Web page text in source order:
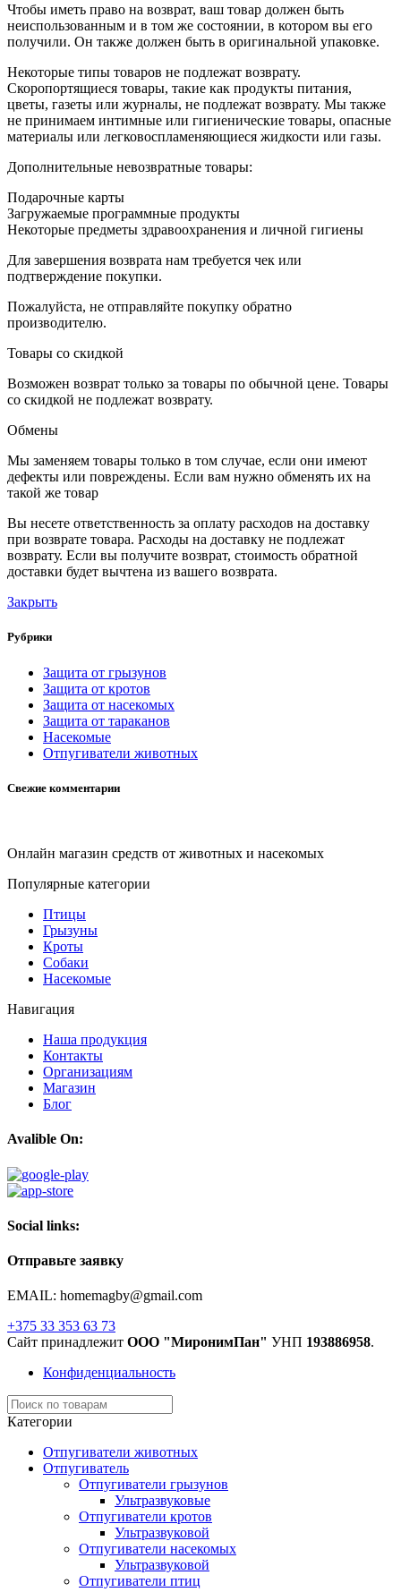
Чтобы иметь право на возврат, ваш товар должен быть
неиспользованным и в том же состоянии, в котором вы его
получили. Он также должен быть в оригинальной упаковке.
Некоторые типы товаров не подлежат возврату.
Скоропортящиеся товары, такие как продукты питания,
цветы, газеты или журналы, не подлежат возврату. Мы также
не принимаем интимные или гигиенические товары, опасные
материалы или легковоспламеняющиеся жидкости или газы.
Дополнительные невозвратные товары:
Подарочные карты
Загружаемые программные продукты
Некоторые предметы здравоохранения и личной гигиены
Для завершения возврата нам требуется чек или
подтверждение покупки.
Пожалуйста, не отправляйте покупку обратно
производителю.
Товары со скидкой
Возможен возврат только за товары по обычной цене. Товары
со скидкой не подлежат возврату.
Обмены
Мы заменяем товары только в том случае, если они имеют
дефекты или повреждены. Если вам нужно обменять их на
такой же товар
Вы несете ответственность за оплату расходов на доставку
при возврате товара. Расходы на доставку не подлежат
возврату. Если вы получите возврат, стоимость обратной
доставки будет вычтена из вашего возврата.
Закрыть
Рубрики
Защита от грызунов
Защита от кротов
Защита от насекомых
Защита от тараканов
Насекомые
Отпугиватели животных
Свежие комментарии
Онлайн магазин средств от животных и насекомых
Популярные категории
Птицы
Грызуны
Кроты
Собаки
Насекомые
Навигация
Наша продукция
Контакты
Организациям
Магазин
Блог
Avalible On:
Social links:
Отправьте заявку
EMAIL: homemagby@gmail.com
+375 33 353 63 73
Сайт принадлежит ООО "МиронимПан" УНП 193886958.
Конфиденциальность
Категории
Отпугиватели животных
Отпугиватель
Отпугиватели грызунов
Ультразвуковые
Отпугиватели кротов
Ультразвуковой
Отпугиватели насекомых
Ультразвуковой
Отпугиватели птиц